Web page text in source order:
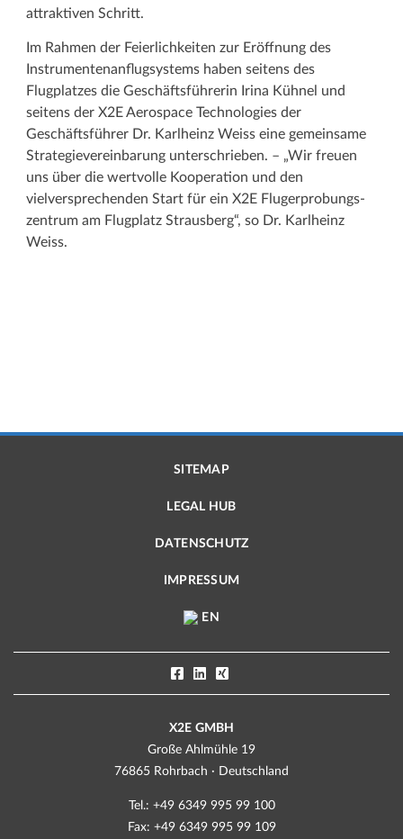
attraktiven Schritt.
Im Rahmen der Feierlichkeiten zur Eröffnung des
Instrumenten­anflugsystems haben seitens des
Flugplatzes die Geschäftsführerin Irina Kühnel und
seitens der X2E Aerospace Technologies der
Geschäftsführer Dr. Karlheinz Weiss eine gemeinsame
Strategie­vereinbarung unterschrieben. – „Wir freuen
uns über die wertvolle Kooperation und den
vielversprechenden Start für ein X2E Flugerprobungs­
zentrum am Flugplatz Strausberg“, so Dr. Karlheinz
Weiss.
SITEMAP
LEGAL HUB
DATENSCHUTZ
IMPRESSUM
EN
X2E GMBH
Große Ahlmühle 19
76865 Rohrbach · Deutschland
Tel.: +49 6349 995 99 100
Fax: +49 6349 995 99 109